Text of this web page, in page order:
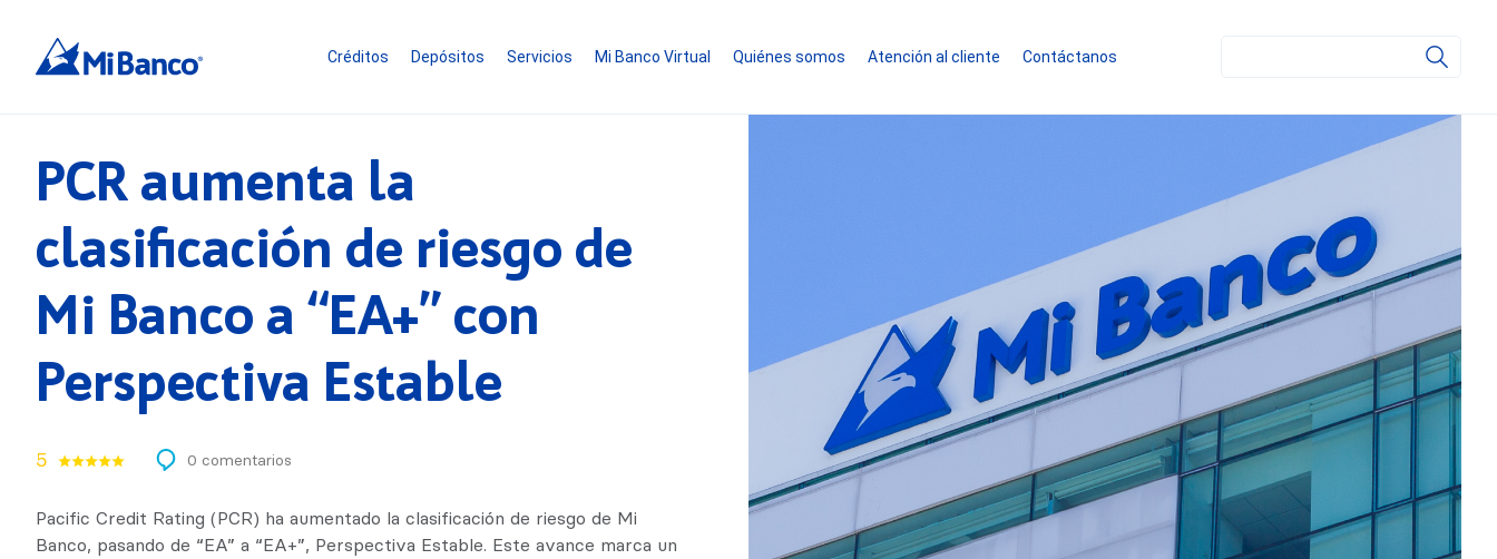
Créditos Depósitos Servicios Mi Banco Virtual Quiénes somos Atención al cliente Contáctanos
PCR aumenta la
clasificación de riesgo de
Mi Banco a “EA+” con
Perspectiva Estable
5 0 comentarios
Pacific Credit Rating (PCR) ha aumentado la clasificación de riesgo de Mi
Banco, pasando de “EA” a “EA+”, Perspectiva Estable. Este avance marca un